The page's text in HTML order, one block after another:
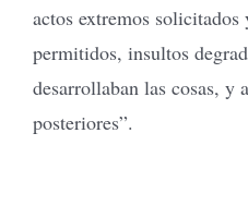
actos extremos solicitados
permitidos, insultos
desarrollaban las cosas, y
posteriores”.